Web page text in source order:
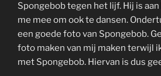
Spongebob tegen het lijf. Hij is
me mee om ook te dansen.
een goede foto van Spongebob.
foto maken van mij maken terwijl
met Spongebob. Hiervan is dus